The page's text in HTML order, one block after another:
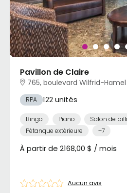
Pavillon de Claire
765, boulevard Wilfrid-
RPA 122 unités
Bingo Piano
Salon de
Pétanque extérieure
+7
À partir de 2168,00 $ / mois
Aucun avis